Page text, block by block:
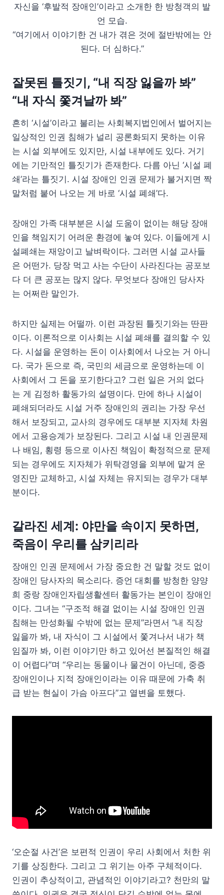
자신을 ‘후발적 장애인’이라고 소개한 한 방청객의 발
언 모습.
“여기에서 이야기한 건 내가 겪은 것에 절반밖에는 안
된다. 더 심하다.”
잘못된 틀짓기, “내 직장 잃을까 봐”
“내 자식 쫓겨날까 봐”
흔히 ‘시설’이라고 불리는 사회복지법인에서 벌어지는
일상적인 인권 침해가 널리 공론화되지 못하는 이유
는 시설 외부에도 있지만, 시설 내부에도 있다. 거기
에는 기만적인 틀짓기가 존재한다. 다름 아닌 ‘시설 폐
쇄’라는 틀짓기. 시설 장애인 인권 문제가 불거지면 짝
말처럼 붙어 나오는 게 바로 ‘시설 폐쇄’다.
장애인 가족 대부분은 시설 도움이 없이는 해당 장애
인을 책임지기 어려운 환경에 놓여 있다. 이들에게 시
설폐쇄는 재앙이고 날벼락이다. 그러면 시설 교사들
은 어떤가. 당장 먹고 사는 수단이 사라진다는 공포보
다 더 큰 공포는 많지 않다. 무엇보다 장애인 당사자
는 어쩌란 말인가.
하지만 실제는 어떨까. 이런 과장된 틀짓기와는 딴판
이다. 이론적으로 이사회는 시설 폐쇄를 결의할 수 있
다. 시설을 운영하는 돈이 이사회에서 나오는 거 아니
다. 국가 돈으로 즉, 국민의 세금으로 운영하는데 이
사회에서 그 돈을 포기한다고? 그런 일은 거의 없다
는 게 김정하 활동가의 설명이다. 만에 하나 시설이
폐쇄되더라도 시설 거주 장애인의 권리는 가장 우선
해서 보장되고, 교사의 경우에도 대부분 지자체 차원
에서 고용승계가 보장된다. 그리고 시설 내 인권문제
나 배임, 횡령 등으로 이사진 책임이 확정적으로 문제
되는 경우에도 지자체가 위탁경영을 외부에 맡겨 운
영진만 교체하고, 시설 자체는 유지되는 경우가 대부
분이다.
갈라진 세계: 야만을 속이지 못하면,
죽음이 우리를 삼키리라
장애인 인권 문제에서 가장 중요한 건 말할 것도 없이
장애인 당사자의 목소리다. 증언 대회를 방청한 양양
희 중랑 장애인자립생활센터 활동가는 본인이 장애인
이다. 그녀는 “구조적 해결 없이는 시설 장애인 인권
침해는 만성화될 수밖에 없는 문제”라면서 “내 직장
잃을까 봐, 내 자식이 그 시설에서 쫓겨나서 내가 책
임질까 봐, 이런 이야기만 하고 있어선 본질적인 해결
이 어렵다”며 “우리는 동물이나 물건이 아닌데, 중증
장애인이나 지적 장애인이라는 이유 때문에 가축 취
급 받는 현실이 가슴 아프다”고 열변을 토했다.
‘오순절 사건’은 보편적 인권이 우리 사회에서 처한 위
기를 상징한다. 그리고 그 위기는 아주 구체적이다.
인권이 추상적이고, 관념적인 이야기라고? 천만의 말